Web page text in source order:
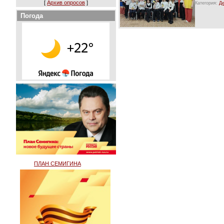
[ Архив опросов ]
Погода
ПЛАН СЕМИГИНА
Категория: